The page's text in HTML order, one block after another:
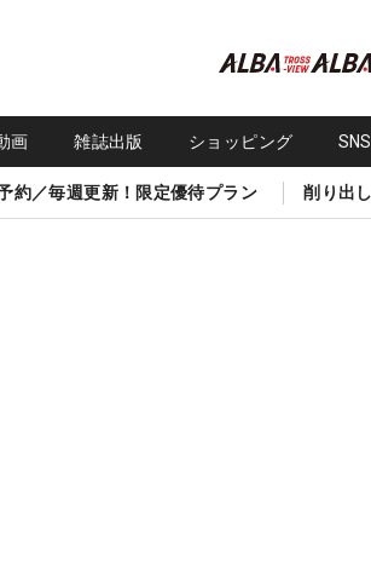
画 雑誌出版 ショッピング
約／毎週更新！限定優待プラン 削り出